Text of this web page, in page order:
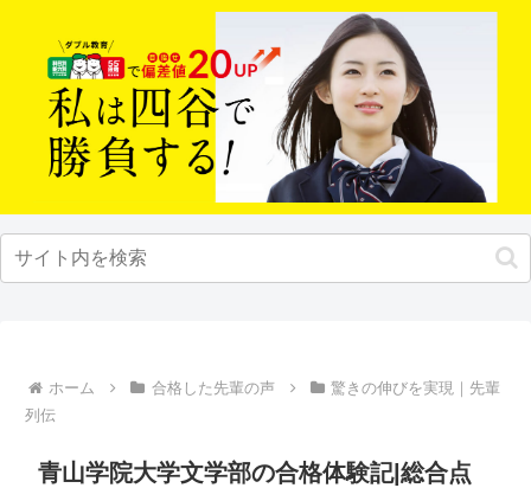
ホーム 合格した先輩の声
驚きの伸びを実現｜先輩
列伝
青山学院大学文学部の合格体験記|総合点